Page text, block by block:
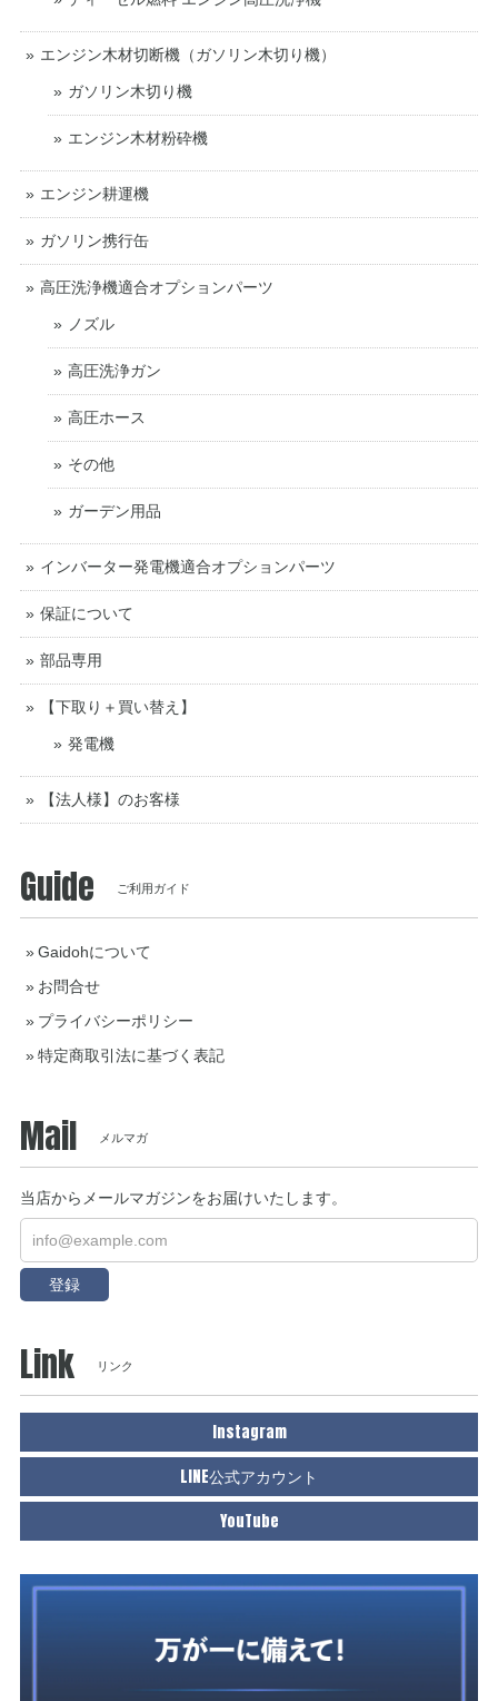
エンジン木材切断機（ガソリン木切り機）
ガソリン木切り機
エンジン木材粉砕機
エンジン耕運機
ガソリン携行缶
高圧洗浄機適合オプションパーツ
ノズル
高圧洗浄ガン
高圧ホース
その他
ガーデン用品
インバーター発電機適合オプションパーツ
保証について
部品専用
【下取り＋買い替え】
発電機
【法人様】のお客様
Guide ご利用ガイド
Gaidohについて
お問合せ
プライバシーポリシー
特定商取引法に基づく表記
Mail メルマガ
当店からメールマガジンをお届けいたします。
登録
Link リンク
Instagram
LINE公式アカウント
YouTube